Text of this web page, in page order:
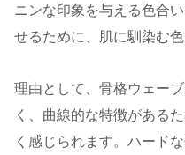
ニンな印象を与える色合
せるために、肌に馴染む
理由として、骨格ウェー
く、曲線的な特徴がある
く感じられます。ハード